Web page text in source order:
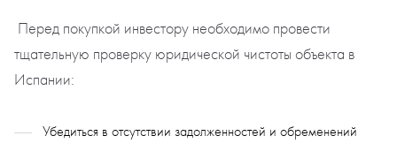
Перед покупкой инвестору необходимо провести
тщательную проверку юридической чистоты объекта в
Испании:
Убедиться в отсутствии задолженностей и обременений